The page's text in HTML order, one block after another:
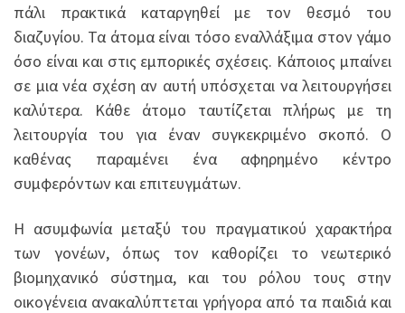
πάλι πρακτικά καταργηθεί με τον θεσμό του
διαζυγίου. Τα άτομα είναι τόσο εναλλάξιμα στον γάμο
όσο είναι και στις εμπορικές σχέσεις. Κάποιος μπαίνει
σε μια νέα σχέση αν αυτή υπόσχεται να λειτουργήσει
καλύτερα. Κάθε άτομο ταυτίζεται πλήρως με τη
λειτουργία του για έναν συγκεκριμένο σκοπό. Ο
καθένας παραμένει ένα αφηρημένο κέντρο
συμφερόντων και επιτευγμάτων.
Η ασυμφωνία μεταξύ του πραγματικού χαρακτήρα
των γονέων, όπως τον καθορίζει το νεωτερικό
βιομηχανικό σύστημα, και του ρόλου τους στην
οικογένεια ανακαλύπτεται γρήγορα από τα παιδιά και